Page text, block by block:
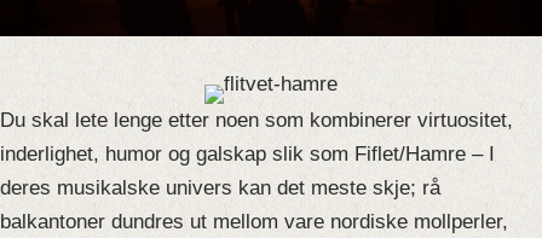
Du skal lete lenge etter noen som kombinerer virtuositet,
inderlighet, humor og galskap slik som Fiflet/Hamre – I
deres musikalske univers kan det meste skje; rå
balkantoner dundres ut mellom vare nordiske mollperler,